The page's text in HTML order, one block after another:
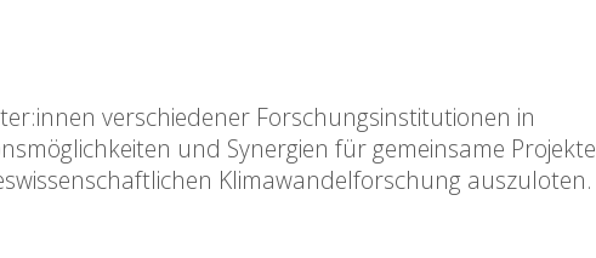
verschiedener Forschungsinstitutionen in
und Synergien für gemeinsame Projekte
Klimawandelforschung auszuloten.